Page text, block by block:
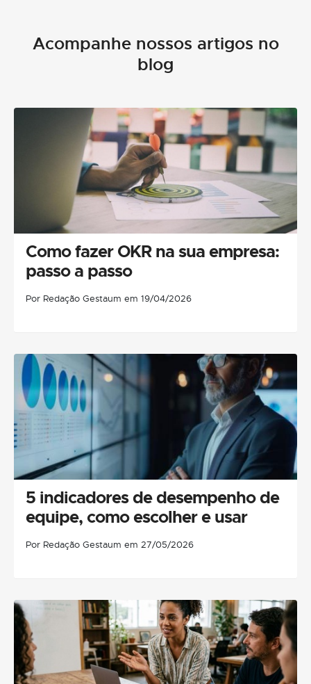
Acompanhe nossos artigos no
blog
Como fazer OKR na sua empresa:
passo a passo
Por Redação Gestaum em 19/04/2026
5 indicadores de desempenho de
equipe, como escolher e usar
Por Redação Gestaum em 27/05/2026